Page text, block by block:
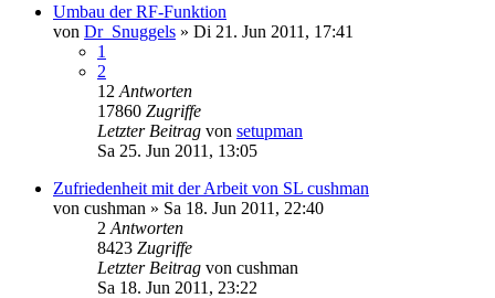
Umbau der RF-Funktion
von Dr_Snuggels » Di 21. Jun 2011, 17:41
1
2
12 Antworten
17860 Zugriffe
Letzter Beitrag von setupman
Sa 25. Jun 2011, 13:05
Zufriedenheit mit der Arbeit von SL cushman
von cushman » Sa 18. Jun 2011, 22:40
2 Antworten
8423 Zugriffe
Letzter Beitrag von cushman
Sa 18. Jun 2011, 23:22